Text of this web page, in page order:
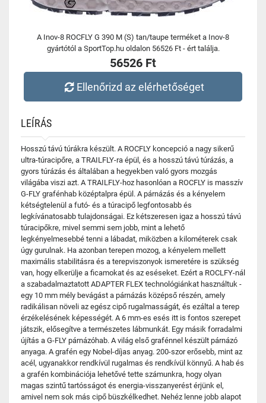
A Inov-8 ROCFLY G 390 M (S) tan/taupe terméket a Inov-8
gyártótól a SportTop.hu oldalon 56526 Ft - ért találja.
56526 Ft
Ellenőrizd az elérhetőséget
LEÍRÁS
Hosszú távú túrákra készült. A ROCFLY koncepció a nagy sikerű
ultra-túracipőre, a TRAILFLY-ra épül, és a hosszú távú túrázás, a
gyors túrázás és általában a hegyekben való gyors mozgás
világába viszi azt. A TRAILFLY-hoz hasonlóan a ROCFLY is masszív
G-FLY grafénhab középtalpra épül. A párnázás és a kényelem
kétségtelenül a futó- és a túracipő legfontosabb és
legkívánatosabb tulajdonságai. Ez kétszeresen igaz a hosszú távú
túracipőkre, mivel semmi sem jobb, mint a lehető
legkényelmesebbé tenni a lábadat, miközben a kilométerek csak
úgy gurulnak. Ha azonban terepen mozog, a kényelem mellett
maximális stabilitásra és a terepviszonyok ismeretére is szükség
van, hogy elkerülje a ficamokat és az eséseket. Ezért a ROCLFY-nál
a szabadalmaztatott ADAPTER FLEX technológiánkat használtuk -
egy 10 mm mély bevágást a párnázás középső részén, amely
radikálisan növeli az egész cipő rugalmasságát, és ezáltal a terep
érzékelésének képességét. A 6 mm-es esés itt is fontos szerepet
játszik, elősegítve a természetes lábmunkát. Egy másik forradalmi
újítás a G-FLY párnázóhab. A világ első grafénnel készült párnázó
anyaga. A grafén egy Nobel-díjas anyag. 200-szor erősebb, mint az
acél, ugyanakkor rendkívül rugalmas és rendkívül könnyű. A hab és
a grafén kombinációja lehetővé tette számunkra, hogy olyan
magas szintű tartósságot és energia-visszanyerést érjünk el,
amivel nem sok más cipő büszkélkedhet. Nehéz lenne jobb alapot